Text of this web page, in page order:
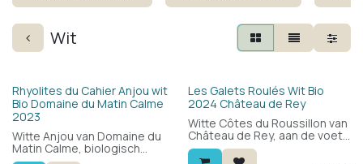
Wit
Bio
Rhyolites du Cahier Anjou wit
Bio Domaine du Matin Calme
2023
Witte Anjou van Domaine du
Matin Calme, biologisch
geteeld in de Loire. 100%
Bio
Les Galets Roulés Wit Bio
2024 Château de Rey
Witte Côtes du Roussillon van
Château de Rey, aan de voet
van de Pyreneeën. Blend van
roussanne en grenache blanc